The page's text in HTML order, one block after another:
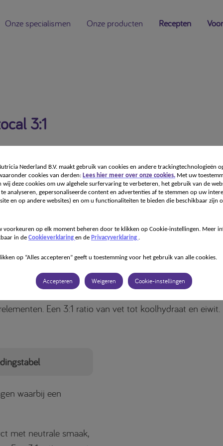
Onze specialismen Onze producten Recepten
3:1
voor medisch gebruik. Dieetvoeding bij
of andere aandoeningen waarbij een ketogeen dieet
is. Te gebruiken onder medisch toezicht.
3:1 is een poedervormige, zeer hoog vet, laag
compleet product met neutrale smaak, bevat
eiwitten, aminozuren, koolhydraten, vitaminen,
Een 3:1 ratio van vet tot koolhydraat en eiwit.
waarbij een
met neutrale smaak,
Nederland B.V. maakt gebruik van cookies en andere trackingtechnologieën
cookies van derden: Lees hier meer over onze cookies. Met uw
wij deze cookies om uw algehele surfervaring te verbeteren, het gebruik van de
te analyseren, gepersonaliseerde content en advertenties af te stemmen op uw
en op andere websites) en om u functionaliteiten te bieden die beschikbaar zijn
voorkeuren op elk moment beheren door te klikken op Cookie-instellingen. Meer
in de Cookieverklaring en de Privacyverklaring .
op “Alles accepteren” geeft u toestemming voor het gebruik van alle cookies.
Accepteren Weigeren Cookie-instellingen